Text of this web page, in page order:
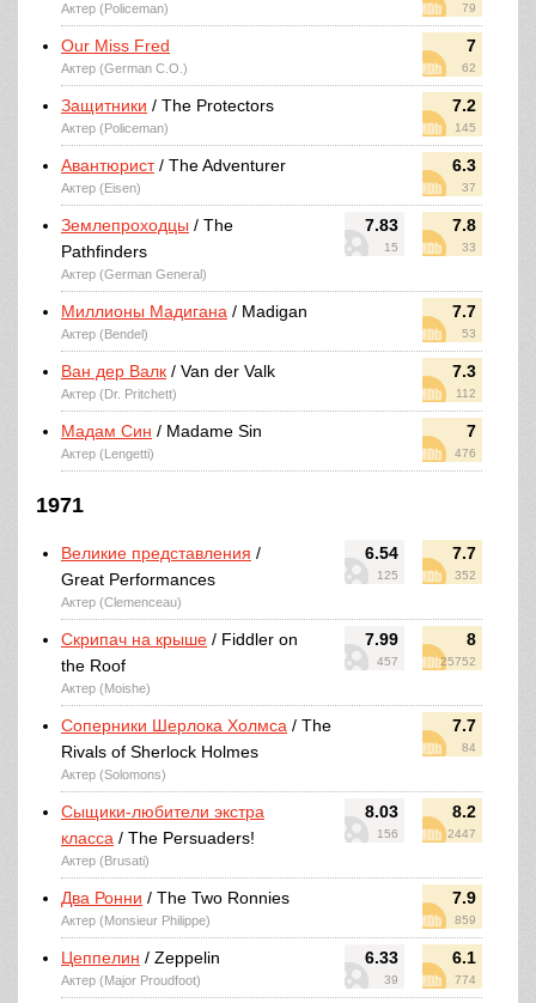
79
Актер (Policeman)
7
62
Our Miss Fred
Актер (German C.O.)
7.2
145
Защитники / The Protectors
Актер (Policeman)
6.3
37
Авантюрист/ The Adventurer
Актер (Eisen)
7.83
15
7.8
33
Землепроходцы / The
Pathfinders
Актер (German General)
7.7
53
Миллионы Мадигана / Madigan
Актер (Bendel)
7.3
112
Ван дер Валк / Van der Valk
Актер (Dr. Pritchett)
7
476
Мадам Син / Madame Sin
Актер (Lengetti)
1971
6.54
125
7.7
352
Великие представления /
Great Performances
Актер (Clemenceau)
7.99
457
8
25752
Скрипач на крыше / Fiddler on
the Roof
Актер (Moishe)
7.7
84
Соперники Шерлока Холмса / The
Rivals of Sherlock Holmes
Актер (Solomons)
8.03
156
8.2
2447
Сыщики-любители экстра
класса / The Persuaders!
Актер (Brusati)
7.9
859
Два Ронни / The Two Ronnies
Актер (Monsieur Philippe)
6.33
39
6.1
774
Цеппелин / Zeppelin
Актер (Major Proudfoot)